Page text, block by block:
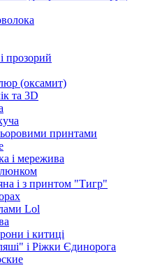
прозорий
(оксамит)
та 3D
принтами
і мережива
і з принтом "Тигр"
Lol
і китиці
і Ріжки Єдинорога